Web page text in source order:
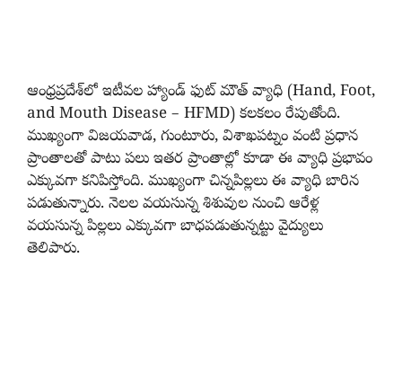
ఆంధ్రప్రదేశ్‌లో ఇటీవల హ్యాండ్ ఫుట్ మౌత్ వ్యాధి (Hand, Foot,
and Mouth Disease – HFMD) కలకలం రేపుతోంది.
ముఖ్యంగా విజయవాడ, గుంటూరు, విశాఖపట్నం వంటి ప్రధాన
ప్రాంతాలతో పాటు పలు ఇతర ప్రాంతాల్లో కూడా ఈ వ్యాధి ప్రభావం
ఎక్కువగా కనిపిస్తోంది. ముఖ్యంగా చిన్నపిల్లలు ఈ వ్యాధి బారిన
పడుతున్నారు. నెలల వయసున్న శిశువుల నుంచి ఆరేళ్ల
వయసున్న పిల్లలు ఎక్కువగా బాధపడుతున్నట్టు వైద్యులు
తెలిపారు.